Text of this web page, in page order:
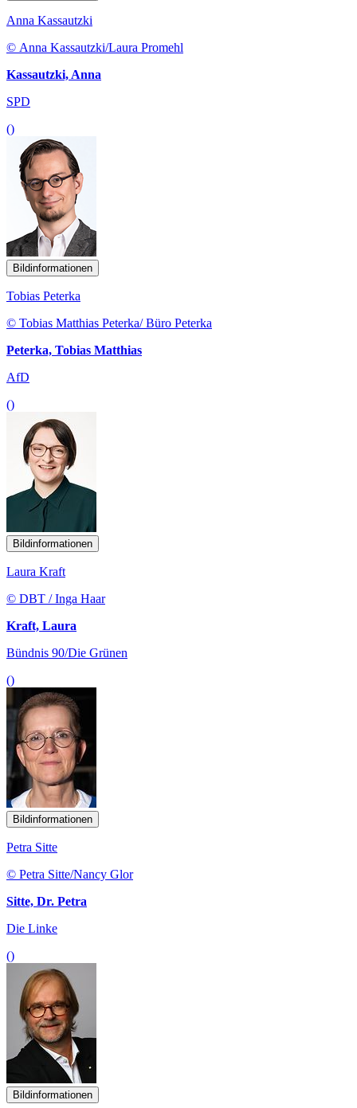
Anna Kassautzki
© Anna Kassautzki/Laura Promehl
Kassautzki, Anna
SPD
()
Bildinformationen
Tobias Peterka
© Tobias Matthias Peterka/ Büro Peterka
Peterka, Tobias Matthias
AfD
()
Bildinformationen
Laura Kraft
© DBT / Inga Haar
Kraft, Laura
Bündnis 90/Die Grünen
()
Bildinformationen
Petra Sitte
© Petra Sitte/Nancy Glor
Sitte, Dr. Petra
Die Linke
()
Bildinformationen